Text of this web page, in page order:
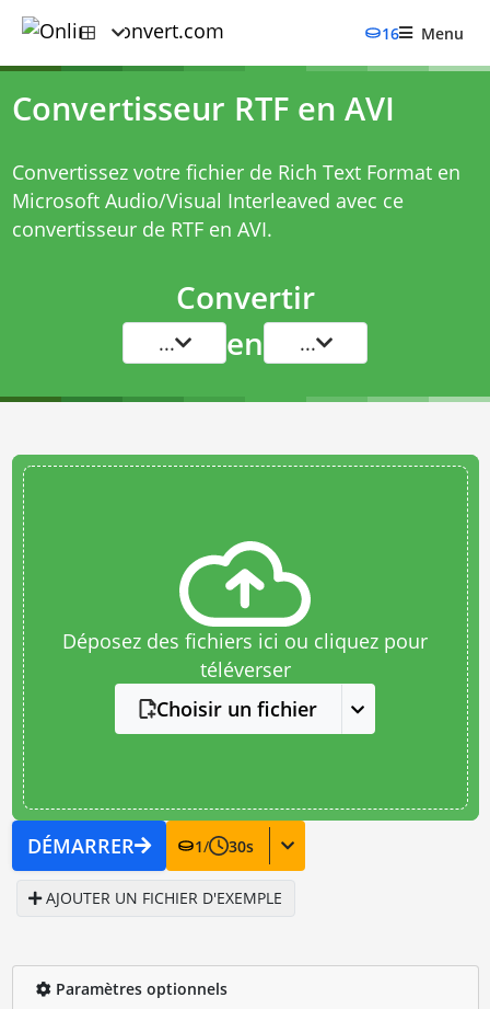
16 Menu
Convertisseur RTF en AVI
Convertissez votre fichier de Rich Text Format en
Microsoft Audio/Visual Interleaved avec ce
convertisseur de RTF en AVI.
Convertir
... en ...
Déposez des fichiers ici ou cliquez pour
téléverser
Choisir un fichier
DÉMARRER 1/ 30s
AJOUTER UN FICHIER D'EXEMPLE
Paramètres optionnels